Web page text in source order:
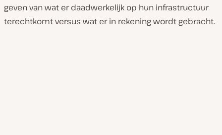
geven van wat er daadwerkelijk op hun infrastructuur
terechtkomt versus wat er in rekening wordt gebracht.